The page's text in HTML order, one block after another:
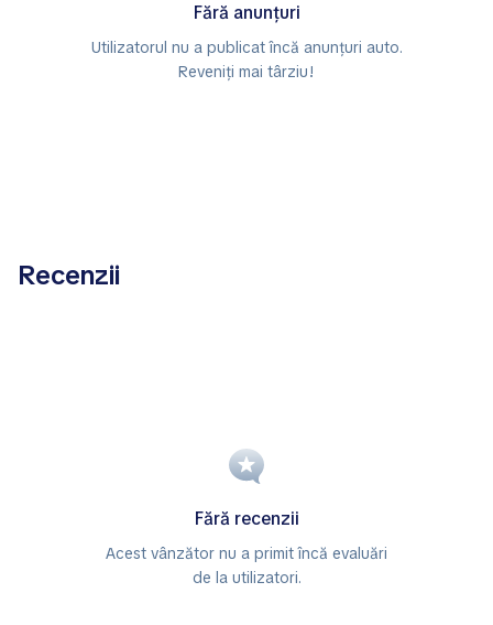
Fără anunțuri
Utilizatorul nu a publicat încă anunțuri auto.
Reveniți mai târziu!
Recenzii
Fără recenzii
Acest vânzător nu a primit încă evaluări
de la utilizatori.